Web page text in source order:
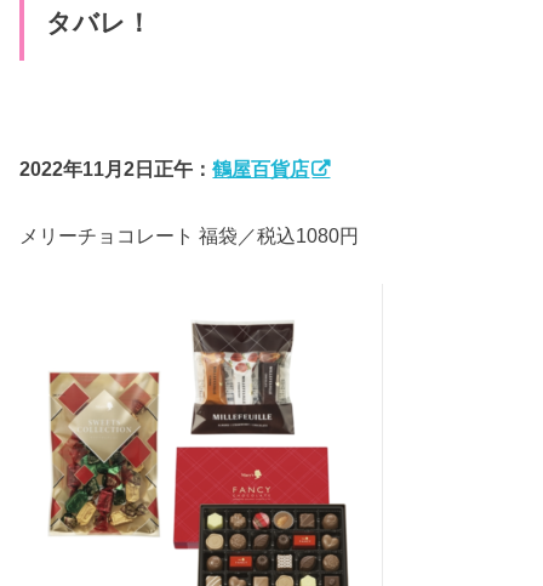
タバレ！
2022年11月2日正午：鶴屋百貨店
メリーチョコレート 福袋／税込1080円